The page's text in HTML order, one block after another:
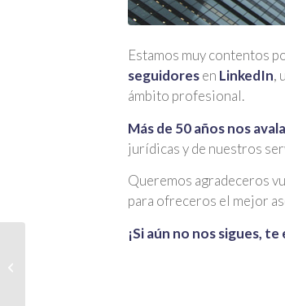
Estamos muy contentos
seguidoresen LinkedIn,
ámbito profesional.
Más de 50 años nos
jurídicas y de nuestros
Queremos agradeceros
para ofreceros el mejor
¡Si aún no nos sigues,